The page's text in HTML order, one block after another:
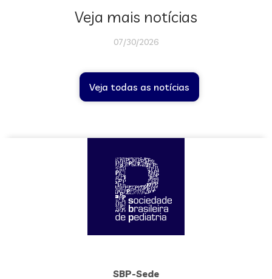
Veja mais notícias
07/30/2026
Veja todas as notícias
SBP-Sede